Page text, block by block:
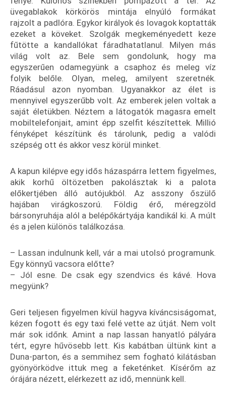
üvegablakok körkörös mintája elnyúló formákat
rajzolt a padlóra. Egykor királyok és lovagok koptatták
ezeket a köveket. Szolgák megkeményedett keze
fűtötte a kandallókat fáradhatatlanul. Milyen más
világ volt az. Bele sem gondolunk, hogy ma
egyszerűen odamegyünk a csaphoz és meleg víz
folyik belőle. Olyan, meleg, amilyent szeretnék.
Ráadásul azon nyomban. Ugyanakkor az élet is
mennyivel egyszerűbb volt. Az emberek jelen voltak a
saját életükben. Néztem a látogatók magasra emelt
mobiltelefonjait, amint épp szelfit készítettek. Millió
fényképet készítünk és tárolunk, pedig a valódi
szépség ott és akkor vesz körül minket.
A kapun kilépve egy idős házaspárra lettem figyelmes,
akik korhű öltözetben pakolásztak ki a palota
előkertjében álló autójukból. Az asszony őszülő
hajában virágkoszorú. Földig érő, méregzöld
bársonyruhája alól a belépőkártyája kandikál ki. A múlt
és a jelen különös találkozása.
– Lassan indulnunk kell, vár a mai utolsó programunk.
Egy könnyű vacsora előtte?
– Jól esne. De csak egy szendvics és kávé. Hova
megyünk?
Geri teljesen figyelmen kívül hagyva kíváncsiságomat,
kézen fogott és egy taxi felé vette az útját. Nem volt
már sok időnk. Amint a nap lassan hanyatló pályára
tért, egyre hűvösebb lett. Kis kabátban ültünk kint a
Duna-parton, és a semmihez sem fogható kilátásban
gyönyörködve ittuk meg a feketénket. Kísérőm az
órájára nézett, elérkezett az idő, mennünk kell.